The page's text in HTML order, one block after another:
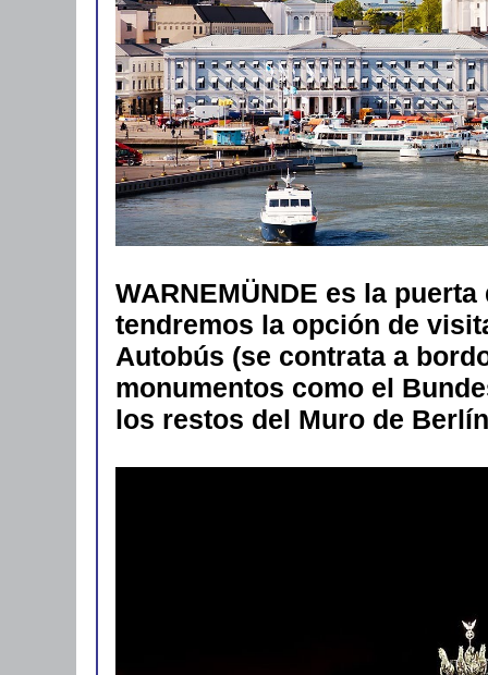
WARNEMÜNDE es la
tendremos la opción de
Autobús (se contrata a
monumentos como el
los restos del Muro de